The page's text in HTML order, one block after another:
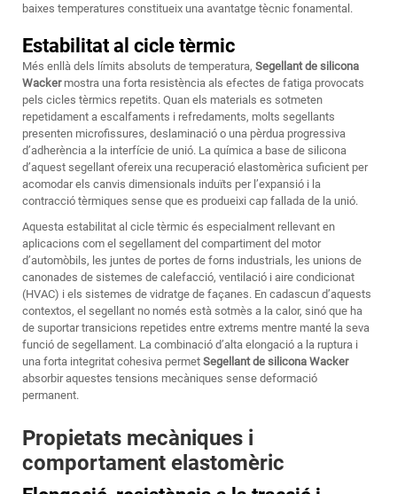
baixes temperatures constitueix una avantatge tècnic fonamental.
Estabilitat al cicle tèrmic
Més enllà dels límits absoluts de temperatura, Segellant de silicona
Wacker mostra una forta resistència als efectes de fatiga provocats
pels cicles tèrmics repetits. Quan els materials es sotmeten
repetidament a escalfaments i refredaments, molts segellants
presenten microfissures, deslaminació o una pèrdua progressiva
d’adherència a la interfície de unió. La química a base de silicona
d’aquest segellant ofereix una recuperació elastomèrica suficient per
acomodar els canvis dimensionals induïts per l’expansió i la
contracció tèrmiques sense que es produeixi cap fallada de la unió.
Aquesta estabilitat al cicle tèrmic és especialment rellevant en
aplicacions com el segellament del compartiment del motor
d’automòbils, les juntes de portes de forns industrials, les unions de
canonades de sistemes de calefacció, ventilació i aire condicionat
(HVAC) i els sistemes de vidratge de façanes. En cadascun d’aquests
contextos, el segellant no només està sotmès a la calor, sinó que ha
de suportar transicions repetides entre extrems mentre manté la seva
funció de segellament. La combinació d’alta elongació a la ruptura i
una forta integritat cohesiva permet Segellant de silicona Wacker
absorbir aquestes tensions mecàniques sense deformació
permanent.
Propietats mecàniques i
comportament elastomèric